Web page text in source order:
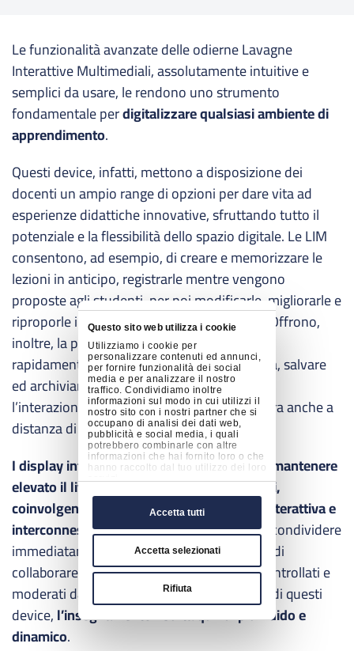
Questo sito web utilizza i cookie
Utilizziamo i cookie per
personalizzare contenuti ed annunci,
per fornire funzionalità dei social
media e per analizzare il nostro
traffico. Condividiamo inoltre
informazioni sul modo in cui utilizzi il
nostro sito con i nostri partner che si
occupano di analisi dei dati web,
pubblicità e social media, i quali
potrebbero combinarle con altre
informazioni che hai fornito loro o che
hanno raccolto dal tuo utilizzo dei loro
Accetta tutti
Accetta selezionati
Rifiuta
Le funzionalità avanzate delle odierne Lavagne
Interattive Multimediali, assolutamente intuitive e
semplici da usare, le rendono uno strumento
fondamentale perdigitalizzare qualsiasi ambiente di
apprendimento.
Questi device, infatti, mettono a disposizione dei
docenti un ampio range di opzioni per dare vita ad
esperienze didattiche innovative, sfruttando tutto il
potenziale e la flessibilità dello spazio digitale. Le LIM
consentono, ad esempio, di creare e memorizzare le
lezioni in anticipo, registrarle mentre vengono
proposte agli studenti, per poi modificarle, migliorarle e
riproporle in seguito oppure ad altre classi. Offrono,
inoltre, la possibilità di generare materiale
rapidamente, combinare diversi tipi di media, salvare
ed archiviare il tutto digitalmente, rendendo
l’interazione con i contenuti più facile e sicura anche a
distanza di tempo.
I display interattivi aiutano gli insegnanti a mantenere
elevato il livello di attenzione degli studenti,
coinvolgendoli in un’esperienza di studio interattiva e
interconnessae dando loro la possibilità di condividere
immediatamente il lavoro con i compagni o di
collaborare in gruppi che possono essere controllati e
moderati dal docente. Grazie alla versatilità di questi
device,l’insegnamento risulta quindi più fluido e
dinamico.